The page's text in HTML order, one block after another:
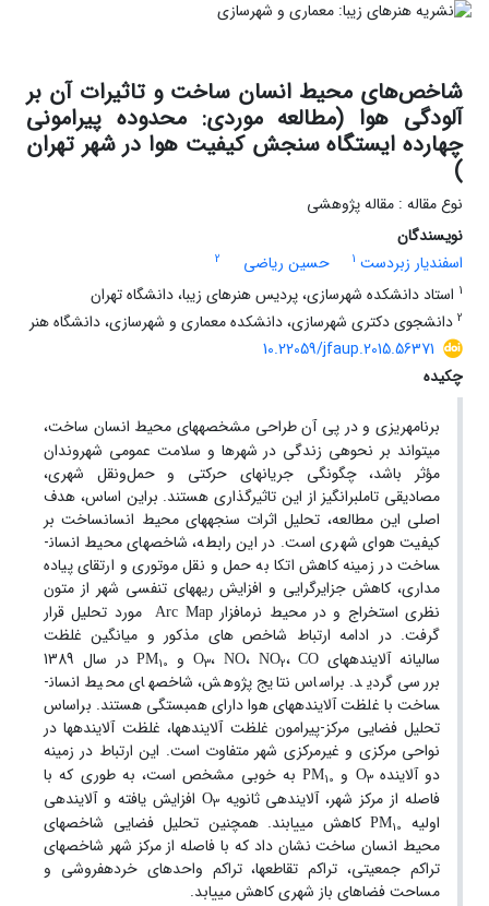
شاخص‌های محیط انسان ساخت و تاثیرات آن بر
آلودگی هوا (مطالعه موردی: محدوده پیرامونی
چهارده ایستگاه سنجش کیفیت هوا در شهر تهران
)
نوع مقاله : مقاله پژوهشی
نویسندگان
اسفندیار زبردست 1 حسین ریاضی
2
1 استاد دانشکده شهرسازی، پردیس هنرهای زیبا، دانشگاه تهران
2 دانشجوی دکتری شهرسازی، دانشکده معماری و شهرسازی، دانشگاه هنر
10.22059/jfaup.2015.56371
چکیده
برنامهریزی و در پی آن طراحی مشخصه­های محیط انسان ساخت،
می­تواند بر نحوهی زندگی در شهرها و سلامت عمومی شهروندان
مؤثر باشد، چگونگی جریان­های حرکتی و حمل‌ونقل شهری،
مصادیقی تامل­برانگیز از این تاثیرگذاری هستند. براین اساس، هدف
اصلی این مطالعه، تحلیل اثرات سنجه­های محیط­ انسان­ساخت بر
کیفیت هوای شهری است. در این رابطه، شاخص­های محیط انسان­
ساخت در زمینه کاهش اتکا به حمل و نقل موتوری و ارتقای پیاده
مداری، کاهش جزایرگرایی و افزایش ریه­های تنفسی شهر از متون
نظری استخراج و در محیط نرم­افزارArc Mapمورد تحلیل قرار
گرفت. در ادامه ارتباط شاخص های مذکور و میانگین غلظت
سالیانه آلاینده­های
O3، NO، NO2،CO و PM10
در سال 1389
بررسی گردید. براساس نتایج پژوهش، شاخص­های محیط انسان­
ساخت با غلظت آلاینده­های هوا دارای همبستگی هستند. براساس
تحلیل فضایی مرکز-پیرامون غلظت آلاینده­ها، غلظت آلاینده­ها در
نواحی مرکزی و غیرمرکزی شهر متفاوت است. این ارتباط در زمینه
دو آلاینده O3 و PM10
به خوبی مشخص است، به طوری که با
فاصله از مرکز شهر، آلاینده­ی ثانویه O3
افزایش یافته و آلاینده­ی
اولیه
PM10
کاهش می­یابند. همچنین تحلیل فضایی شاخص­های
محیط انسان ساخت نشان داد که با فاصله از مرکز شهر شاخص­های
تراکم جمعیتی، تراکم تقاطع­ها، تراکم واحدهای خرده­فروشی و
مساحت فضاهای باز شهری کاهش می­یابد.